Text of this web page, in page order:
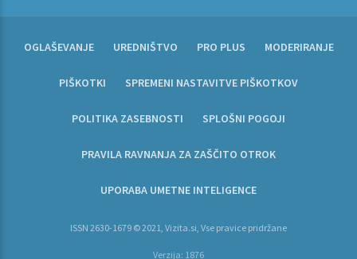
OGLAŠEVANJE UREDNIŠTVO PRO PLUS MODERIRANJE
PIŠKOTKI SPREMENI NASTAVITVE PIŠKOTKOV
POLITIKA ZASEBNOSTI SPLOŠNI POGOJI
PRAVILA RAVNANJA ZA ZAŠČITO OTROK
UPORABA UMETNE INTELIGENCE
ISSN 2630-1679 © 2021, Vizita.si, Vse pravice pridržane
Verzija: 1876